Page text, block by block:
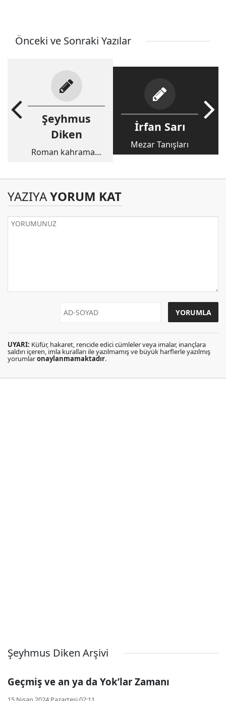
Önceki ve Sonraki Yazılar
Şeyhmus
Diken
Roman kahramanı
İrfan Sarı
Mezar Tanışları
YAZIYAYORUM KAT
UYARI: Küfür, hakaret, rencide edici cümleler veya imalar, inançlara
saldırı içeren, imla kuralları ile yazılmamış ve büyük harflerle yazılmış
yorumlaronaylanmamaktadır.
Şeyhmus Diken Arşivi
Geçmiş ve an ya da Yok’lar Zamanı